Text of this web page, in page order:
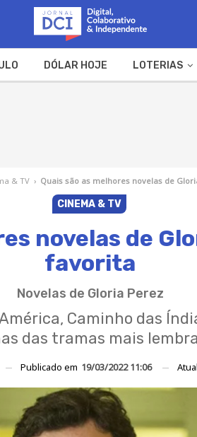
DÓLAR HOJE LOTERIAS
& TV › Quais são as melhores novelas de
CINEMA & TV
novelas de
favorita
Novelas de Gloria Perez
Caminho das
das tramas mais
Publicado em 19/03/2022 11:06